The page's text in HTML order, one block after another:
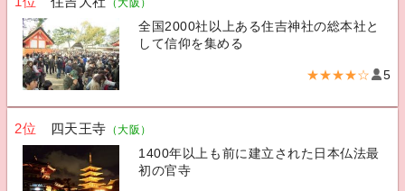
（大阪）
全国2000社以上ある住吉神社の総本社と
して信仰を集める
★★★★☆ 5
2位 四天王寺 （大阪）
1400年以上も前に建立された日本仏法最
初の官寺